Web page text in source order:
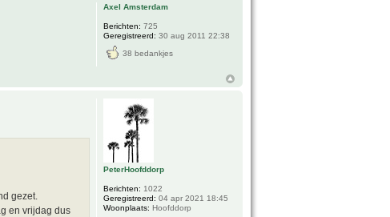
Axel Amsterdam
Berichten: 725
Geregistreerd: 30 aug 2011 22:38
38 bedankjes
gezet.
en vrijdag dus
PeterHoofddorp
Berichten: 1022
Geregistreerd: 04 apr 2021 18:45
Woonplaats: Hoofddorp